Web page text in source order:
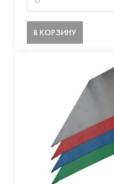
В КОРЗИНУ